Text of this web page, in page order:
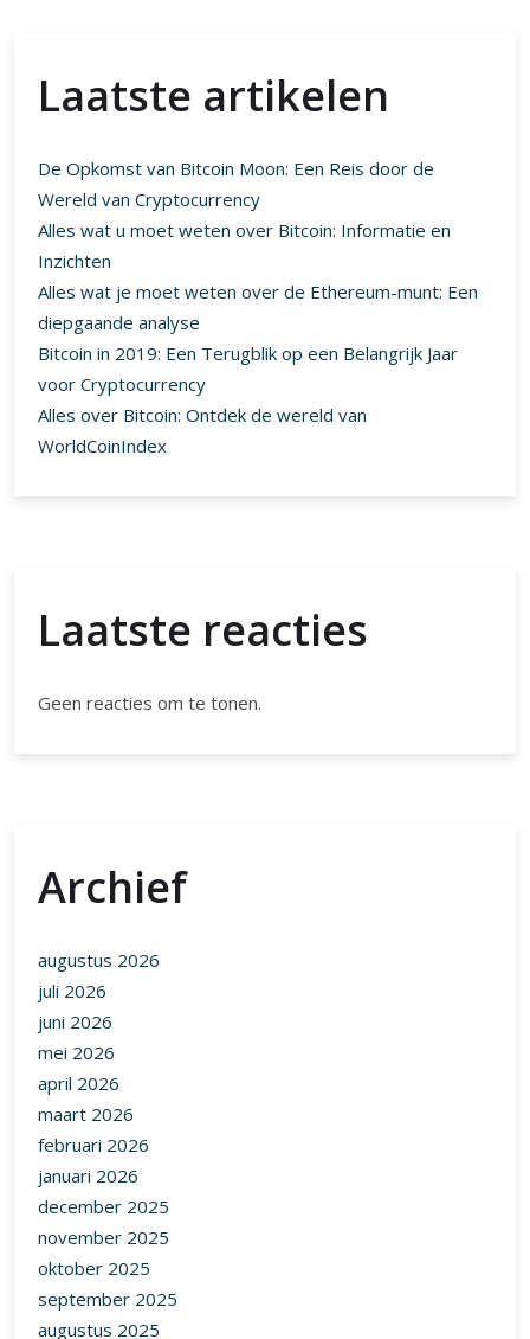
Laatste artikelen
De Opkomst van Bitcoin Moon: Een Reis door de
Wereld van Cryptocurrency
Alles wat u moet weten over Bitcoin: Informatie en
Inzichten
Alles wat je moet weten over de Ethereum-munt: Een
diepgaande analyse
Bitcoin in 2019: Een Terugblik op een Belangrijk Jaar
voor Cryptocurrency
Alles over Bitcoin: Ontdek de wereld van
WorldCoinIndex
Laatste reacties
Geen reacties om te tonen.
Archief
augustus 2026
juli 2026
juni 2026
mei 2026
april 2026
maart 2026
februari 2026
januari 2026
december 2025
november 2025
oktober 2025
september 2025
augustus 2025